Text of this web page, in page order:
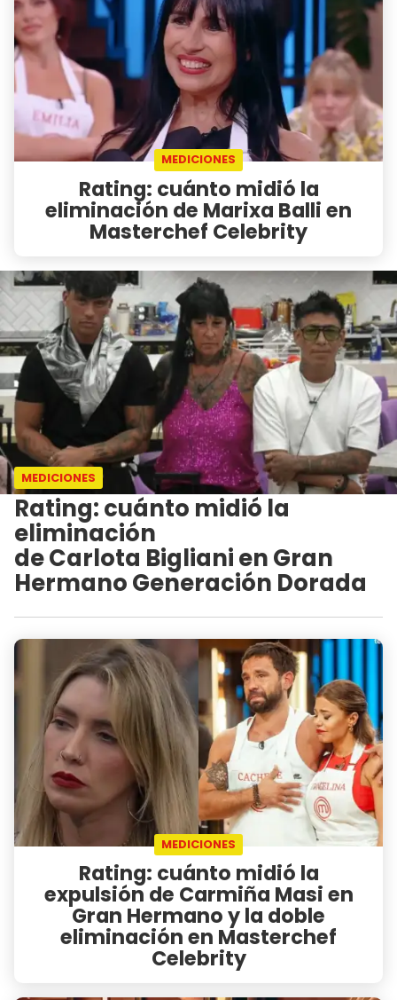
MEDICIONES
Rating: cuánto midió la
eliminación de Marixa Balli en
Masterchef Celebrity
MEDICIONES
Rating: cuánto midió la
eliminación
de Carlota Bigliani en Gran
Hermano Generación Dorada
MEDICIONES
Rating: cuánto midió la
expulsión de Carmiña Masi en
Gran Hermano y la doble
eliminación en Masterchef
Celebrity